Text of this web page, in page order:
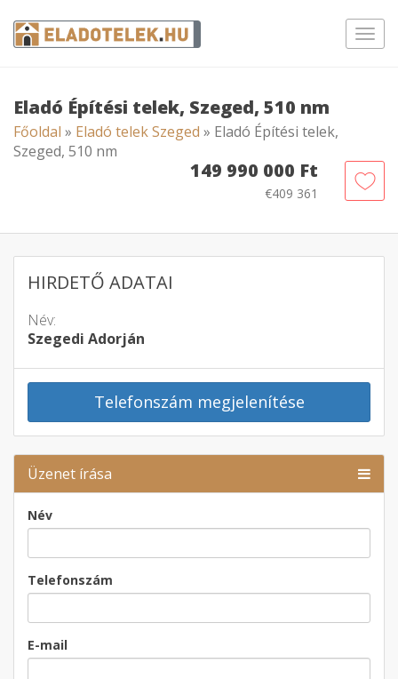
Eladó Építési telek, Szeged, 510 nm
Főoldal » Eladó telek Szeged » Eladó Építési telek,
Szeged, 510 nm
149 990 000 Ft
€409 361
HIRDETŐ ADATAI
Név:
Szegedi Adorján
Telefonszám megjelenítése
Üzenet írása
Név
Telefonszám
E-mail